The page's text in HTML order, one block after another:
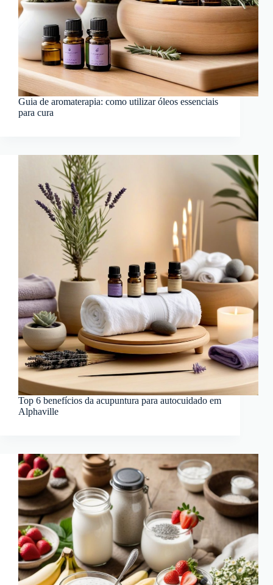
Guia de aromaterapia: como utilizar óleos essenciais
para cura
Top 6 benefícios da acupuntura para autocuidado em
Alphaville